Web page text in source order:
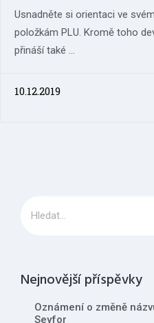
Usnadněte si orientaci ve
položkám PLU. Kromě toho
přináší také ...
10.12.2019
Nejnovější příspěvky
Oznámení o změně
Seyfor